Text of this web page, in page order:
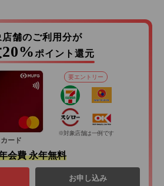
店舗のご利用分が
ポイント還元
ード
要エントリー
※対象店舗は一例です
会費 永年無料
お申し込み